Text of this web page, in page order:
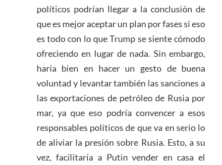
políticos podrían llegar a la conclusión de
que es mejor aceptar un plan por fases si eso
es todo con lo que Trump se siente cómodo
ofreciendo en lugar de nada. Sin embargo,
haría bien en hacer un gesto de buena
voluntad y levantar también las sanciones a
las exportaciones de petróleo de Rusia por
mar, ya que eso podría convencer a esos
responsables políticos de que va en serio lo
de aliviar la presión sobre Rusia. Esto, a su
vez, facilitaría a Putin vender en casa el